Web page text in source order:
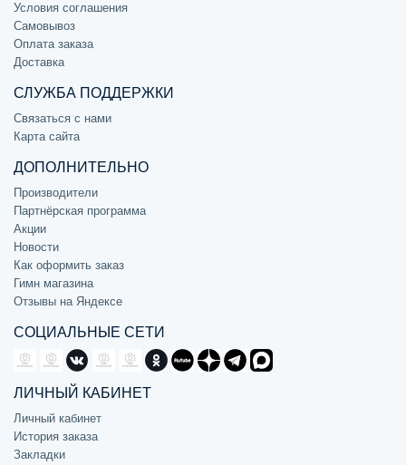
Условия соглашения
Самовывоз
Оплата заказа
Доставка
СЛУЖБА ПОДДЕРЖКИ
Связаться с нами
Карта сайта
ДОПОЛНИТЕЛЬНО
Производители
Партнёрская программа
Акции
Новости
Как оформить заказ
Гимн магазина
Отзывы на Яндексе
СОЦИАЛЬНЫЕ СЕТИ
ЛИЧНЫЙ КАБИНЕТ
Личный кабинет
История заказа
Закладки